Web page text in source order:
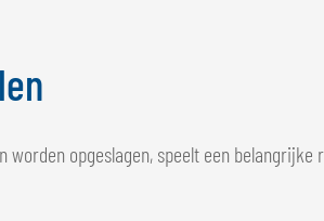
opgeslagen, speelt een belangrijke